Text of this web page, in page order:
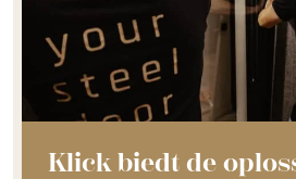
Klick biedt de